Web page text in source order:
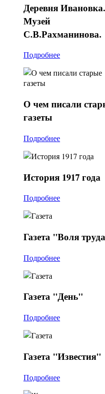
ДеревняИвановка.
Музей
С.В.Рахманинова.
Подробнее
О чем писали
газеты
Подробнее
История 1917 года
Подробнее
Газета "Воля
Подробнее
Газета "День"
Подробнее
Газета "Известия"
Подробнее